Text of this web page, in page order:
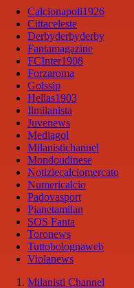
Calcionapoli1926
Cittaceleste
Derbyderbyderby
Fantamagazine
FCInter1908
Forzaroma
Golssip
Hellas1903
Ilmilanista
Juvenews
Mediagol
Milanistichannel
Mondoudinese
Notiziecalciomercato
Numericalcio
Padovasport
Pianetamilan
SOS Fanta
Toronews
Tuttobolognaweb
Violanews
Milanisti Channel